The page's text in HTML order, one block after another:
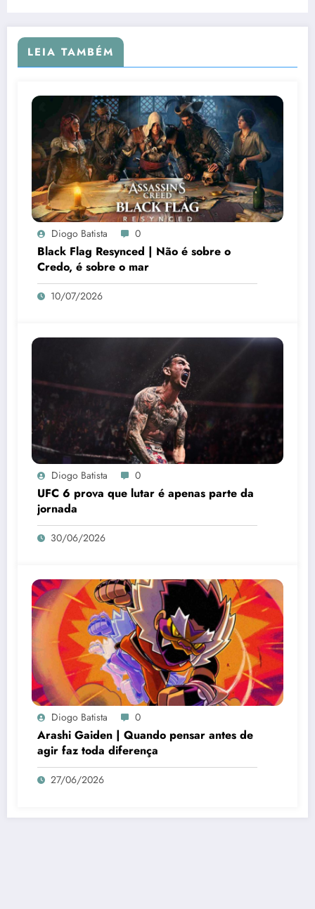
LEIA TAMBÉM
Diogo Batista 0
Black Flag Resynced | Não é sobre o
Credo, é sobre o mar
10/07/2026
Diogo Batista 0
UFC 6 prova que lutar é apenas parte da
jornada
30/06/2026
Diogo Batista 0
Arashi Gaiden | Quando pensar antes de
agir faz toda diferença
27/06/2026